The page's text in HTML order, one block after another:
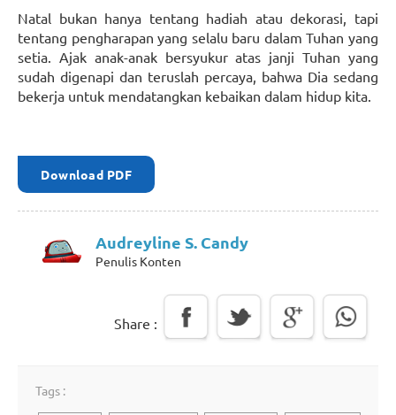
Natal bukan hanya tentang hadiah atau dekorasi, tapi
tentang pengharapan yang selalu baru dalam Tuhan yang
setia. Ajak anak-anak bersyukur atas janji Tuhan yang
sudah digenapi dan teruslah percaya, bahwa Dia sedang
bekerja untuk mendatangkan kebaikan dalam hidup kita.
Download PDF
Audreyline S. Candy
Penulis Konten
Share :
Tags :